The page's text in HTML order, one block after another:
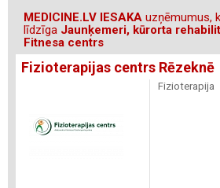
MEDICINE.LV IESAKA uzņēmumus,
līdzīga Jaunķemeri, kūrorta
Fitnesa centrs
Fizioterapijas centrs Rēzeknē
Fizioterapija